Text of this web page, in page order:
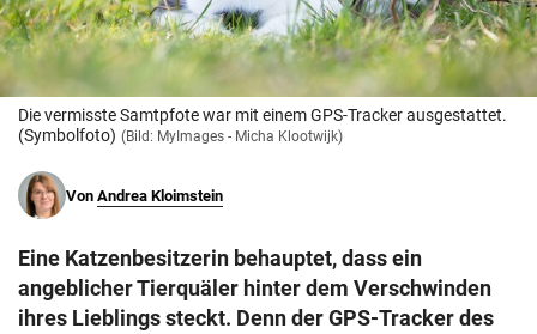
© Krone Multimedia GmbH & Co KG 2026
Muthgasse 2, 1190 Wien
Die vermisste Samtpfote war mit einem GPS-Tracker ausgestattet.
(Symbolfoto) (Bild: MyImages - Micha Klootwijk)
Von Andrea Kloimstein
Eine Katzenbesitzerin behauptet, dass ein
angeblicher Tierquäler hinter dem Verschwinden
ihres Lieblings steckt. Denn der GPS-Tracker des